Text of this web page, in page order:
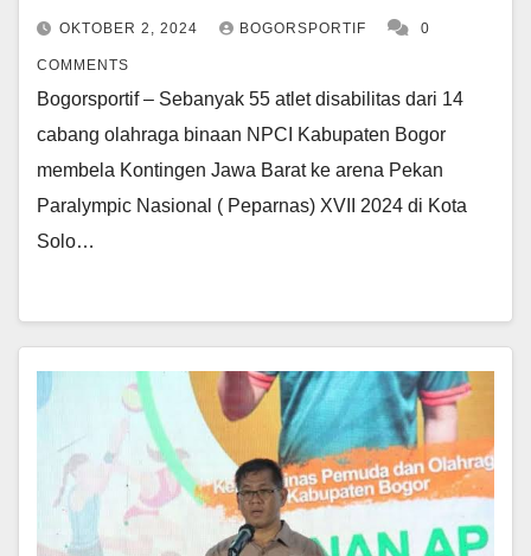
OKTOBER 2, 2024 BOGORSPORTIF 0
COMMENTS
Bogorsportif – Sebanyak 55 atlet disabilitas dari 14
cabang olahraga binaan NPCI Kabupaten Bogor
membela Kontingen Jawa Barat ke arena Pekan
Paralympic Nasional ( Peparnas) XVII 2024 di Kota
Solo…